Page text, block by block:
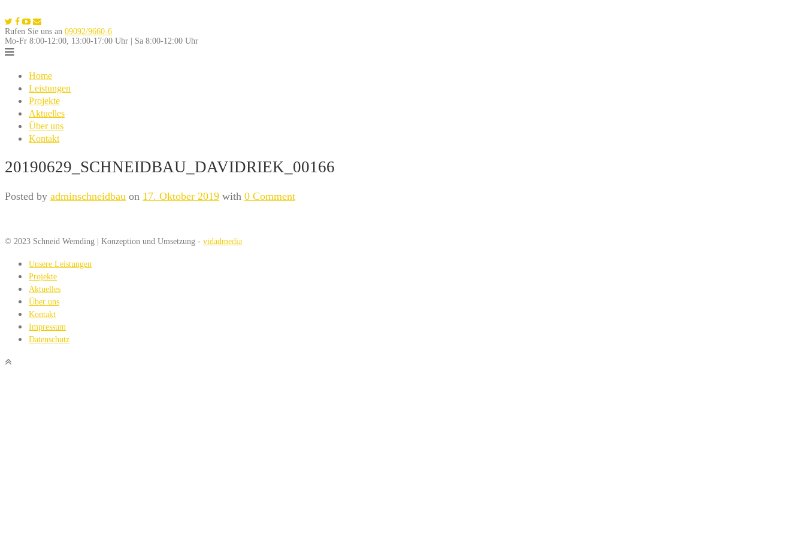
to
content
Rufen Sie uns an 09092/9660-6
Mo-Fr 8:00-12:00, 13:00-17:00 Uhr | Sa 8:00-12:00 Uhr
Home
Leistungen
Projekte
Aktuelles
Über uns
Kontakt
20190629_SCHNEIDBAU_DAVIDRIEK_00166
Posted by adminschneidbau on 17. Oktober 2019 with 0 Comment
© 2023 Schneid Wemding | Konzeption und Umsetzung - vidadmedia
Unsere Leistungen
Projekte
Aktuelles
Über uns
Kontakt
Impressum
Datenschutz